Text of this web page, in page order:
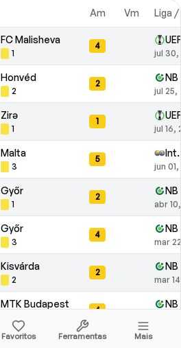
Am Vm Liga
FC Malisheva
1
4
jul 30,
Honvéd
2
2
NB
jul 25,
Zirə
1
1
jul 16,
Malta
3
5
jun
Győr
1
2
NB
abr
Győr
3
4
NB
mar
Kisvárda
2
2
NB
mar
MTK Budapest
4
NB
Ferencváros
Favoritos Ferramentas Mais